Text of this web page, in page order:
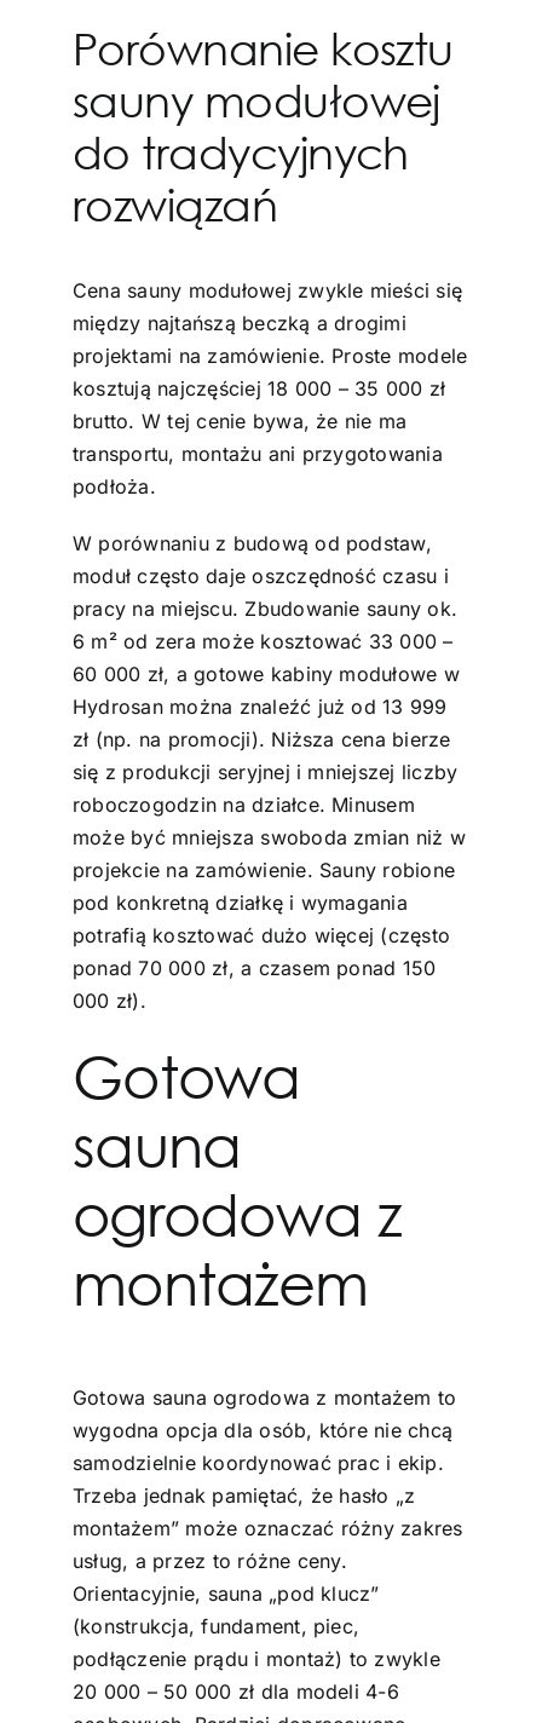
Porównanie kosztu
sauny modułowej
do tradycyjnych
rozwiązań
Cena sauny modułowej zwykle mieści się
między najtańszą beczką a drogimi
projektami na zamówienie. Proste modele
kosztują najczęściej 18 000 – 35 000 zł
brutto. W tej cenie bywa, że nie ma
transportu, montażu ani przygotowania
podłoża.
W porównaniu z budową od podstaw,
moduł często daje oszczędność czasu i
pracy na miejscu. Zbudowanie sauny ok.
6 m² od zera może kosztować 33 000 –
60 000 zł, a gotowe kabiny modułowe w
Hydrosan można znaleźć już od 13 999
zł (np. na promocji). Niższa cena bierze
się z produkcji seryjnej i mniejszej liczby
roboczogodzin na działce. Minusem
może być mniejsza swoboda zmian niż w
projekcie na zamówienie. Sauny robione
pod konkretną działkę i wymagania
potrafią kosztować dużo więcej (często
ponad 70 000 zł, a czasem ponad 150
000 zł).
Gotowa
sauna
ogrodowa z
montażem
Gotowa sauna ogrodowa z montażem to
wygodna opcja dla osób, które nie chcą
samodzielnie koordynować prac i ekip.
Trzeba jednak pamiętać, że hasło „z
montażem” może oznaczać różny zakres
usług, a przez to różne ceny.
Orientacyjnie, sauna „pod klucz”
(konstrukcja, fundament, piec,
podłączenie prądu i montaż) to zwykle
20 000 – 50 000 zł dla modeli 4-6